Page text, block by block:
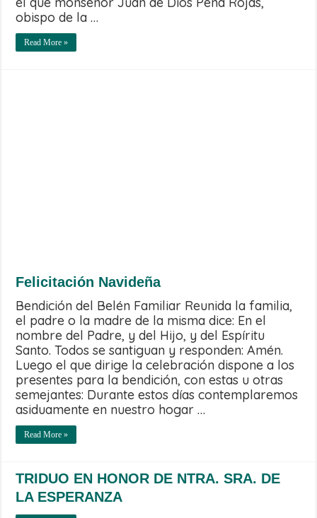
obispo de la …
Read More »
Felicitación Navideña
Bendición del Belén Familiar Reunida la familia,
el padre o la madre de la misma dice: En el
nombre del Padre, y del Hijo, y del Espíritu
Santo. Todos se santiguan y responden: Amén.
Luego el que dirige la celebración dispone a los
presentes para la bendición, con estas u otras
semejantes: Durante estos días contemplaremos
asiduamente en nuestro hogar …
Read More »
TRIDUO EN HONOR DE NTRA. SRA. DE
LA ESPERANZA